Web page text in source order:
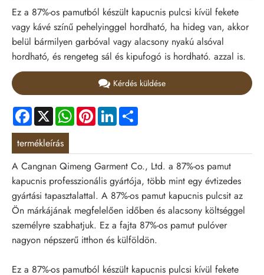
Ez a 87%-os pamutból készült kapucnis pulcsi kívül fekete
vagy kávé színű pehelyinggel hordható, ha hideg van, akkor
belül bármilyen garbóval vagy alacsony nyakú alsóval
hordható, és rengeteg sál és kipufogó is hordható. azzal is.
Kérdés küldése
Facebook
X WhatsApp
PinterestLinkedIn
termékleírás
A Cangnan Qimeng Garment Co., Ltd. a 87%-os pamut
kapucnis professzionális gyártója, több mint egy évtizedes
gyártási tapasztalattal. A 87%-os pamut kapucnis pulcsit az
Ön márkájának megfelelően időben és alacsony költséggel
személyre szabhatjuk. Ez a fajta 87%-os pamut pulóver
nagyon népszerű itthon és külföldön.
Ez a 87%-os pamutból készült kapucnis pulcsi kívül fekete